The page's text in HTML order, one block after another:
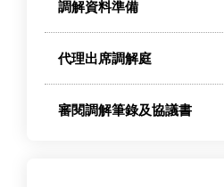
調解資料準備
代理出席調解庭
審閱調解筆錄及協議書